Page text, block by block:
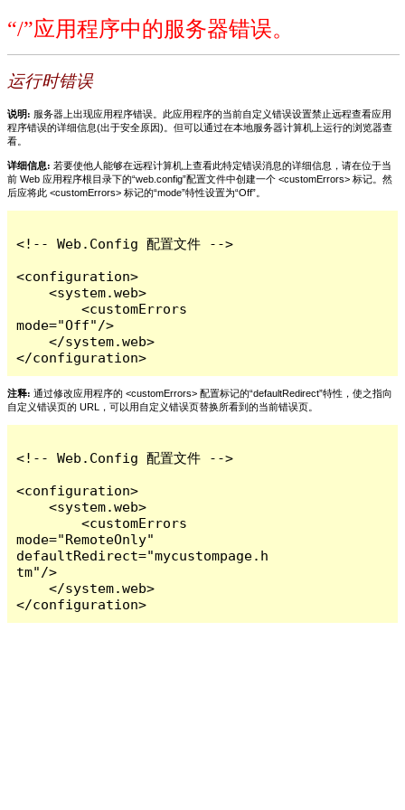
“/”应用程序中的服务器错误。
运行时错误
说明: 服务器上出现应用程序错误。此应用程序的当前自定义错误设置禁止远程查看应用
程序错误的详细信息(出于安全原因)。但可以通过在本地服务器计算机上运行的浏览器查
看。
详细信息: 若要使他人能够在远程计算机上查看此特定错误消息的详细信息，请在位于当
前 Web 应用程序根目录下的“web.config”配置文件中创建一个 <customErrors> 标记。然
后应将此 <customErrors> 标记的“mode”特性设置为“Off”。
<!-- Web.Config 配置文件 -->
<configuration>
    <system.web>
        <customErrors
mode="Off"/>
    </system.web>
</configuration>
注释: 通过修改应用程序的 <customErrors> 配置标记的“defaultRedirect”特性，使之指向
自定义错误页的 URL，可以用自定义错误页替换所看到的当前错误页。
<!-- Web.Config 配置文件 -->
<configuration>
    <system.web>
        <customErrors
mode="RemoteOnly"
defaultRedirect="mycustompage.h
tm"/>
    </system.web>
</configuration>